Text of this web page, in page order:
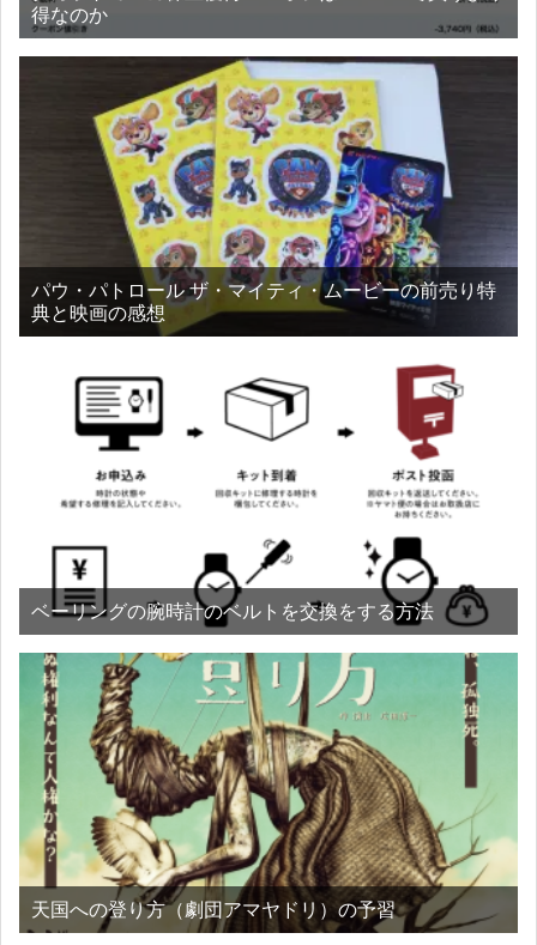
得なのか
パウ・パトロール ザ・マイティ・ムービーの前売り特
典と映画の感想
ベーリングの腕時計のベルトを交換をする方法
天国への登り方（劇団アマヤドリ）の予習